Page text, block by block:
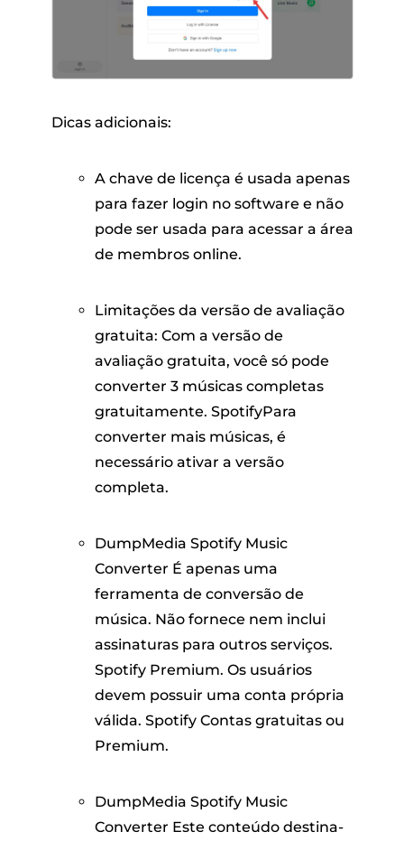
Dicas adicionais:
A chave de licença é usada apenas
para fazer login no software e não
pode ser usada para acessar a área
de membros online.
Limitações da versão de avaliação
gratuita: Com a versão de
avaliação gratuita, você só pode
converter 3 músicas completas
gratuitamente. SpotifyPara
converter mais músicas, é
necessário ativar a versão
completa.
DumpMedia Spotify Music
Converter É apenas uma
ferramenta de conversão de
música. Não fornece nem inclui
assinaturas para outros serviços.
Spotify Premium. Os usuários
devem possuir uma conta própria
válida. Spotify Contas gratuitas ou
Premium.
DumpMedia Spotify Music
Converter Este conteúdo destina-